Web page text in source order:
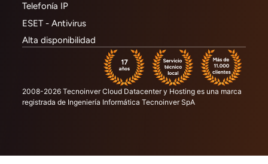
Telefonía IP
ESET - Antivirus
Alta disponibilidad
2008-2026 Tecnoinver Cloud Datacenter y Hosting es una marca
registrada de Ingeniería Informática Tecnoinver SpA